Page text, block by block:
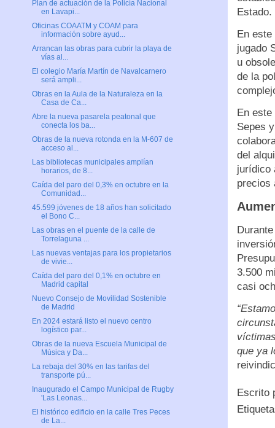
Estado.
En este
jugado
u
de la
En
Sepes
del
jurídico
precios
3.500
casi
que ya
Escrito
Plan de actuación de la Policía Nacional
en Lavapi...
Oficinas COAATM y COAM para
información sobre ayud...
Arrancan las obras para cubrir la playa de
vías al...
El colegio María Martín de Navalcarnero
será ampli...
Obras en la Aula de la Naturaleza en la
Casa de Ca...
Abre la nueva pasarela peatonal que
conecta los ba...
Obras de la nueva rotonda en la M-607 de
acceso al...
Las bibliotecas municipales amplían
horarios, de 8...
Caída del paro del 0,3% en octubre en la
Comunidad...
45.599 jóvenes de 18 años han solicitado
el Bono C...
Las obras en el puente de la calle de
Torrelaguna ...
Las nuevas ventajas para los propietarios
de vivie...
Caída del paro del 0,1% en octubre en
Madrid capital
Nuevo Consejo de Movilidad Sostenible
de Madrid
En 2024 estará listo el nuevo centro
logístico par...
Obras de la nueva Escuela Municipal de
Música y Da...
La rebaja del 30% en las tarifas del
transporte pú...
Inaugurado el Campo Municipal de Rugby
'Las Leonas...
El histórico edificio en la calle Tres Peces
de La...